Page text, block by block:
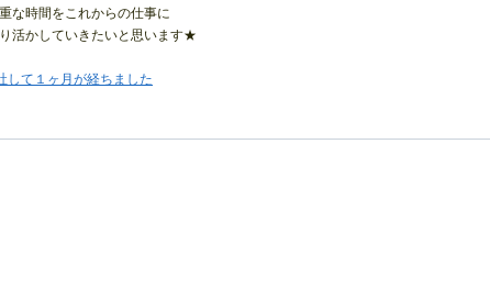
な時間をこれからの仕事に
活かしていきたいと思います★
して１ヶ月が経ちました